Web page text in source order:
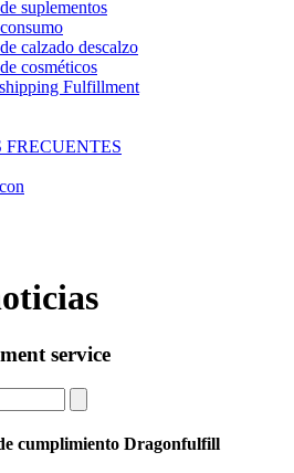
suplementos
calzado descalzo
cosméticos
Fulfillment
FRECUENTES
service
cumplimiento Dragonfulfill